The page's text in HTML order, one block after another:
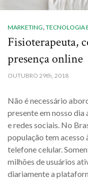
MARKETING, TECNOLOGIA
Fisioterapeuta,
presença online
OUTUBRO 29th, 2018
Não é necessário
presente em nosso dia
e redes sociais. No
população tem acesso
telefone celular.
milhões de usuários
diariamente a